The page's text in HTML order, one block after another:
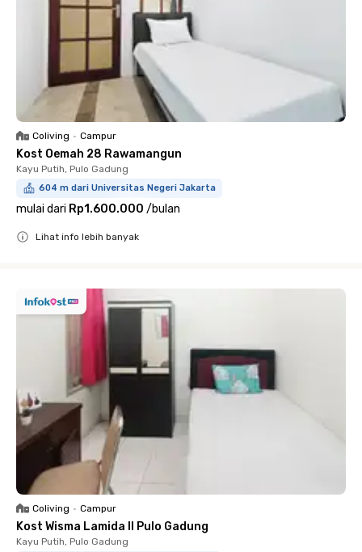
Coliving • Campur
Kost Oemah 28 Rawamangun
Kayu Putih, Pulo Gadung
604 m dari Universitas Negeri Jakarta
mulai dari Rp1.600.000 /bulan
Lihat info lebih banyak
Coliving • Campur
Kost Wisma Lamida II Pulo Gadung
Kayu Putih, Pulo Gadung